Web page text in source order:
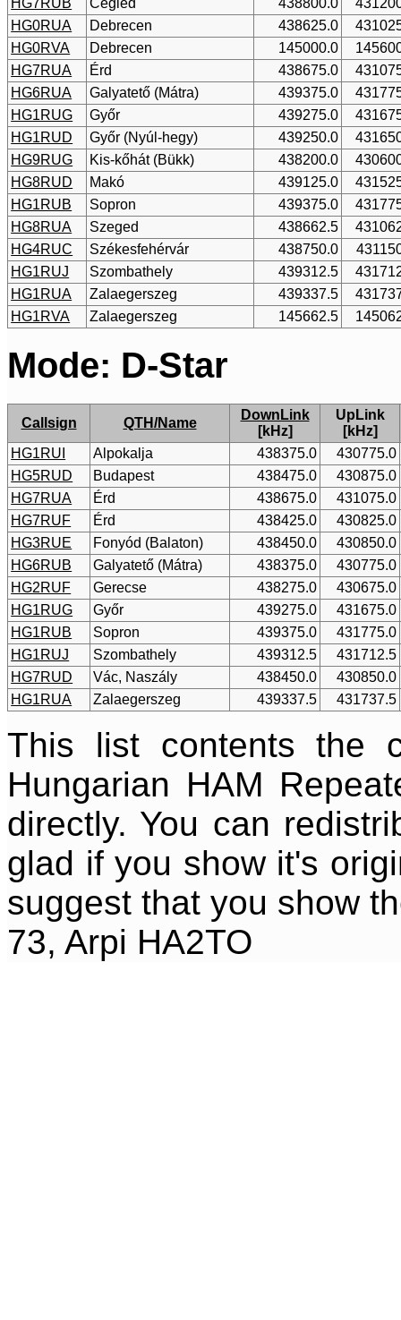
HG0RUA
Debrecen 438625.0
HG0RVA
Debrecen 145000.0
HG7RUA
Érd 438675.0
HG6RUA
Galyatető (Mátra) 439375.0
HG1RUG
Győr 439275.0
HG1RUD
Győr (Nyúl-hegy) 439250.0
HG9RUG
Kis-kőhát (Bükk) 438200.0
HG8RUD
Makó 439125.0
HG1RUB
Sopron 439375.0
HG8RUA
Szeged 438662.5
HG4RUC
Székesfehérvár 438750.0
HG1RUJ
Szombathely 439312.5
HG1RUA
Zalaegerszeg 439337.5
HG1RVA
Zalaegerszeg 145662.5
Mode: D-Star
Callsign QTH/Name
DownLink
[kHz]
UpLink
[kHz]
HG1RUI
Alpokalja 438375.0
430775.0
HG5RUD
Budapest 438475.0
430875.0
HG7RUA
Érd 438675.0
431075.0
HG7RUF
Érd 438425.0
430825.0
HG3RUE
Fonyód (Balaton) 438450.0
430850.0
HG6RUB
Galyatető (Mátra) 438375.0
430775.0
HG2RUF
Gerecse 438275.0
430675.0
HG1RUG
Győr 439275.0
431675.0
HG1RUB
Sopron 439375.0
431775.0
HG1RUJ
Szombathely 439312.5
431712.5
HG7RUD
Vác, Naszály 438450.0
430850.0
HG1RUA
Zalaegerszeg 439337.5 431737.5
This list contents the
Hungarian HAM
directly. You can
glad if you show it's
suggest that you show
73, Arpi HA2TO